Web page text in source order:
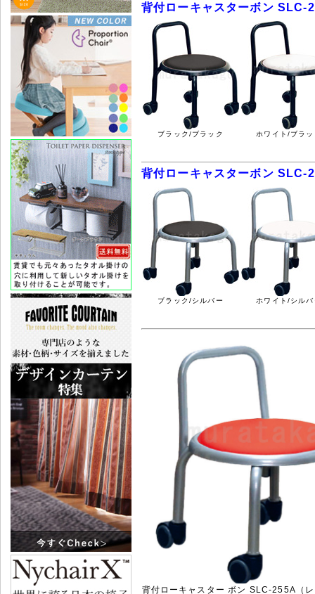
背付ローキャスターボン SLC-
ブラック/ブラック ホワイト/ブラッ
背付ローキャスターボン SLC-
ブラック/シルバー ホワイト/シルバ
背付ローキャスター ボン SLC-255A（